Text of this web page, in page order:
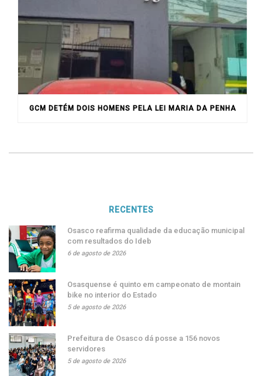
GCM DETÉM DOIS HOMENS PELA LEI MARIA DA PENHA
RECENTES
Osasco reafirma qualidade da educação municipal
com resultados do Ideb
6 de agosto de 2026
Osasquense é quinto em campeonato de montain
bike no interior do Estado
5 de agosto de 2026
Prefeitura de Osasco dá posse a 156 novos
servidores
5 de agosto de 2026